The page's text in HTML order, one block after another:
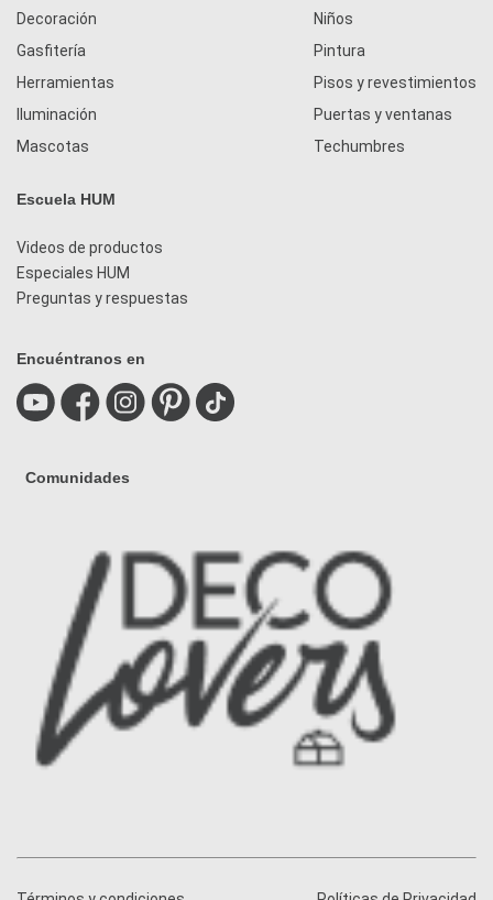
Decoración
Gasfitería
Herramientas
Iluminación
Mascotas
Niños
Pintura
Pisos y revestimientos
Puertas y ventanas
Techumbres
Escuela HUM
Videos de productos
Especiales HUM
Preguntas y respuestas
Encuéntranos en
Comunidades